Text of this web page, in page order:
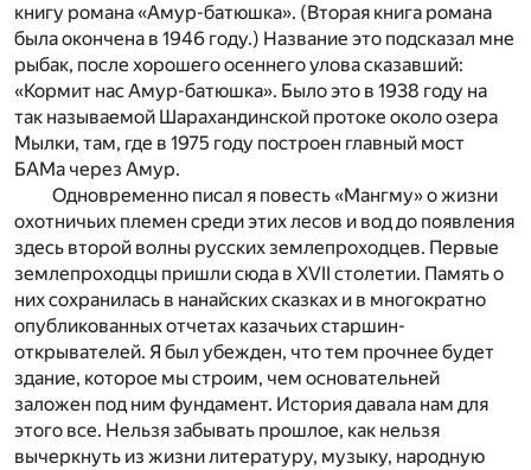
книгу романа «Амур-батюшка». (Вторая книга романа
была окончена в 1946 году.) Название это подсказал мне
рыбак, после хорошего осеннего улова сказавший:
«Кормит нас Амур-батюшка». Было это в 1938 году на
так называемой Шарахандинской протоке около озера
Мылки, там, где в 1975 году построен главный мост
БАМа через Амур.
Одновременно писал я повесть «Мангму» о жизни
охотничьих племен среди этих лесов и вод до появления
здесь второй волны русских землепроходцев. Первые
землепроходцы пришли сюда в XVII столетии. Память о
них сохранилась в нанайских сказках и в многократно
опубликованных отчетах казачьих старшин-
открывателей. Я был убежден, что тем прочнее будет
здание, которое мы строим, чем основательней
заложен под ним фундамент. История давала нам для
этого все. Нельзя забывать прошлое, как нельзя
вычеркнуть из жизни литературу, музыку, народную